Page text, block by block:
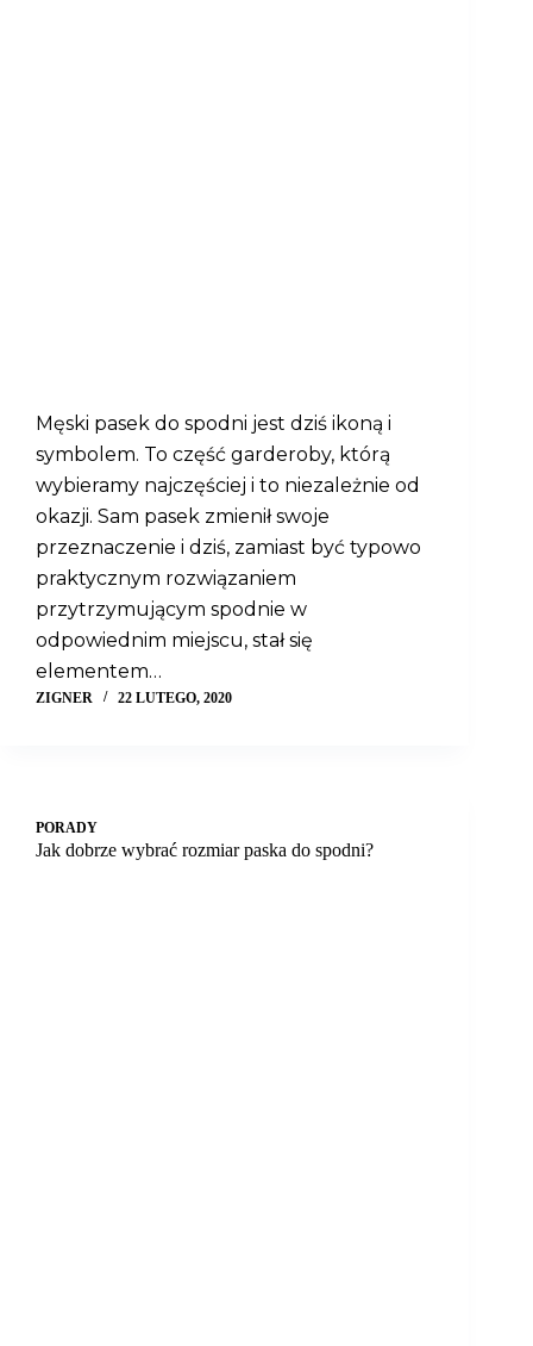
Męski pasek do spodni jest dziś ikoną i
symbolem. To część garderoby, którą
wybieramy najczęściej i to niezależnie od
okazji. Sam pasek zmienił swoje
przeznaczenie i dziś, zamiast być typowo
praktycznym rozwiązaniem
przytrzymującym spodnie w
odpowiednim miejscu, stał się
elementem…
ZIGNER 22 LUTEGO, 2020
PORADY
Jak dobrze wybrać rozmiar paska do spodni?